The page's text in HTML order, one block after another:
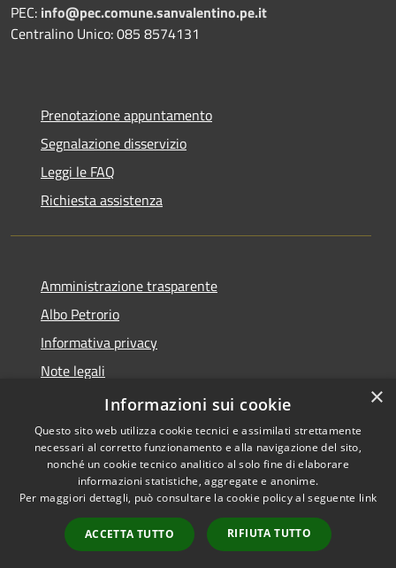
PEC: info@pec.comune.sanvalentino.pe.it
Centralino Unico: 085 8574131
Prenotazione appuntamento
Segnalazione disservizio
Leggi le FAQ
Richiesta assistenza
Amministrazione trasparente
Albo Petrorio
Informativa privacy
Note legali
Dichiarazione di accessibilità
Accessibilità
Copyright © 2026 • Comune di
San Valentino in Abruzzo
Citeriore • Powered by
Municipium•Accesso
×
Informazioni sui cookie
Questo sito web utilizza cookie tecnici e assimilati strettamente
necessari al corretto funzionamento e alla navigazione del sito,
nonché un cookie tecnico analitico al solo fine di elaborare
informazioni statistiche, aggregate e anonime.
Per maggiori dettagli, può consultare la cookie policy al seguente link
ACCETTA TUTTO RIFIUTA TUTTO